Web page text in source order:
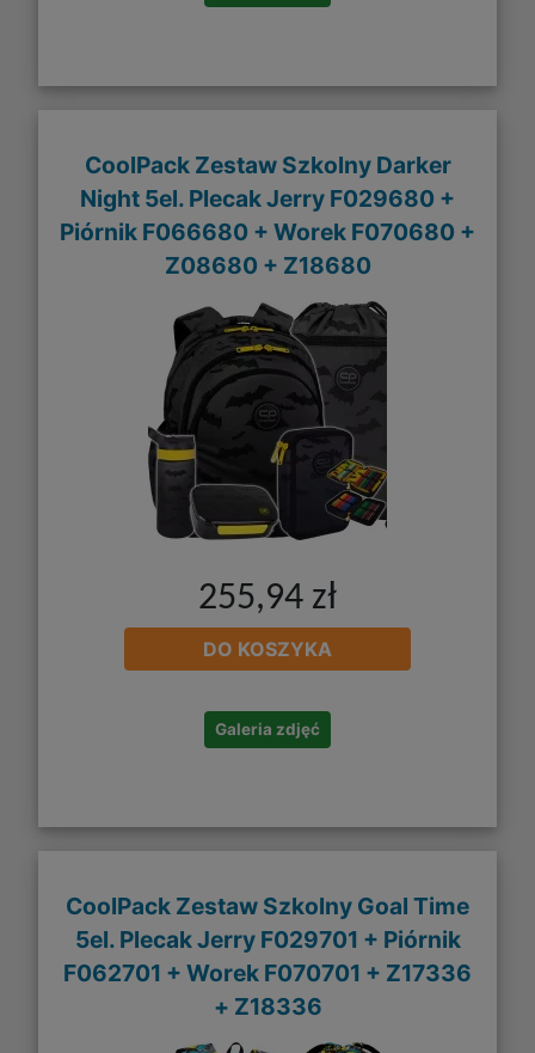
CoolPack Zestaw Szkolny Darker
Night 5el. Plecak Jerry F029680 +
Piórnik F066680 + Worek F070680 +
Z08680 + Z18680
255,94 zł
DO KOSZYKA
Galeria zdjęć
CoolPack Zestaw Szkolny Goal Time
5el. Plecak Jerry F029701 + Piórnik
F062701 + Worek F070701 + Z17336
+ Z18336